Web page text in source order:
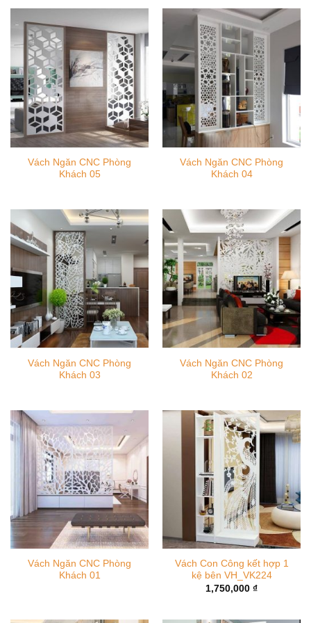
Vách Ngăn CNC Phòng
Khách 05
Vách Ngăn CNC Phòng
Khách 04
Vách Ngăn CNC Phòng
Khách 03
Vách Ngăn CNC Phòng
Khách 02
Vách Ngăn CNC Phòng
Khách 01
Vách Con Công kết hợp 1
kệ bên VH_VK224
1,750,000 ₫